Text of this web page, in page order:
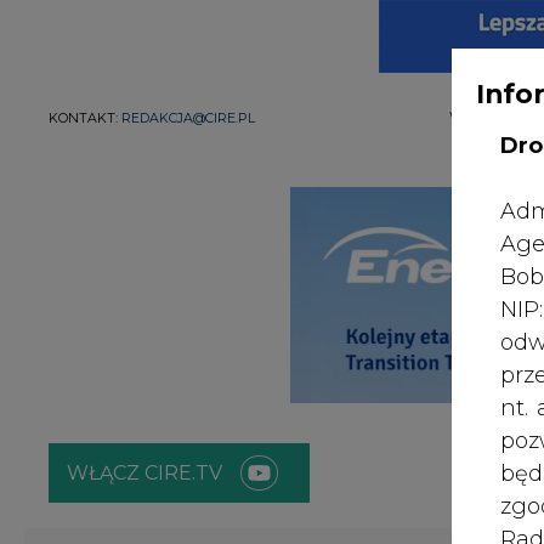
KONTAKT: REDAKCJA@CIRE.PL WYDAWCA
WŁĄCZ CIRE.TV
nt.